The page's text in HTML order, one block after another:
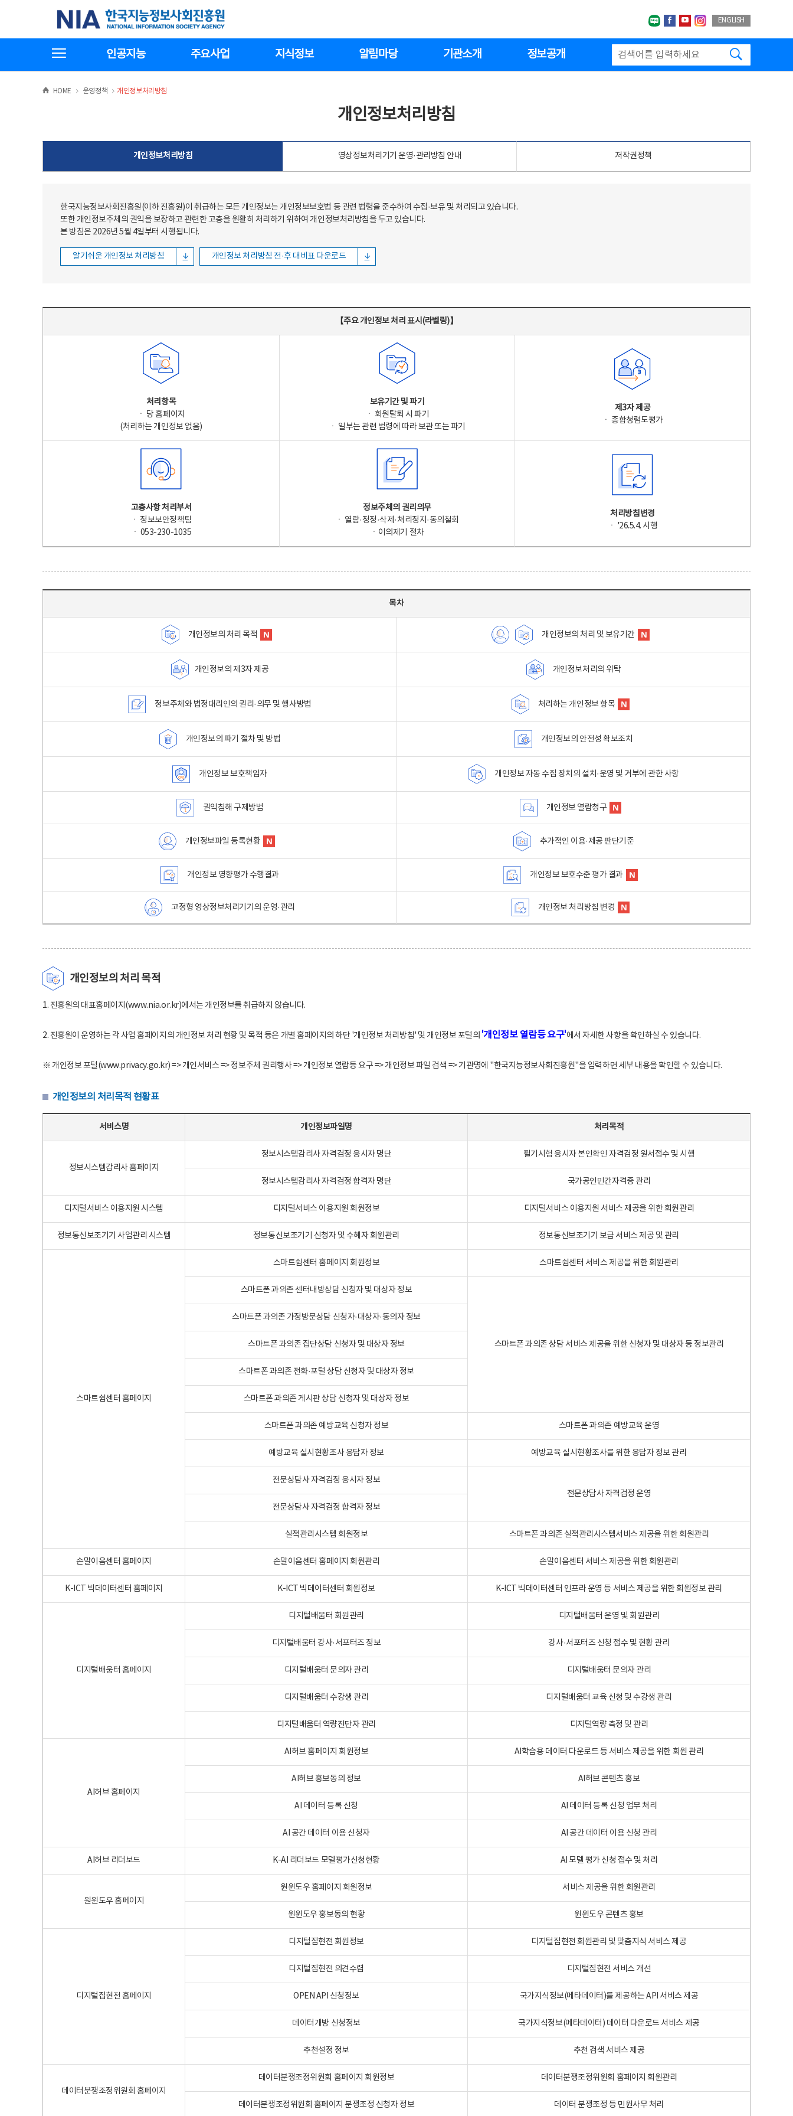
한국지능정보사회진흥원
네이버블로그
페이스북
유투브인스타그랩
ENGLISH
인공지능 주요사업 지식정보 알림마당 기관소개 정보공개
HOME >운영정책 >
개인정보처리방침
개인정보처리방침
개인정보처리방침 영상정보처리기기 운영·관리방침 안내 저작권정책
한국지능정보사회진흥원(이하 진흥원)이 취급하는 모든 개인정보는 개인정보보호법 등 관련 법령을 준수하여 수집·보유 및 처리되고 있습니다.
또한 개인정보주체의 권익을 보장하고 관련한 고충을 원활히 처리하기 위하여 개인정보처리방침을 두고 있습니다.
본 방침은 2026년 5월 4일부터 시행됩니다.
알기쉬운 개인정보 처리방침 개인정보 처리방침 전·후 대비표 다운로드
【주요 개인정보 처리 표시(라벨링)】
처리항목
ㆍ 당 홈페이지
(처리하는 개인정보 없음)
보유기간 및 파기
ㆍ 회원탈퇴 시 파기
ㆍ 일부는 관련 법령에 따라 보관 또는 파기
제3자 제공
ㆍ 종합청렴도평가
고충사항 처리부서
ㆍ 정보보안정책팀
ㆍ 053-230-1035
정보주체의 권리의무
ㆍ 열람·정정·삭제·처리정지·동의철회
ㆍ이의제기 절차
처리방침변경
ㆍ '26.5.4. 시행
목차
개인정보의 처리 목적 개인정보의 처리 및 보유기간
개인정보의 제3자 제공 개인정보처리의 위탁
정보주체와 법정대리인의 권리·의무 및 행사방법 처리하는 개인정보 항목
개인정보의 파기 절차 및 방법 개인정보의 안전성 확보조치
개인정보 보호책임자 개인정보 자동 수집 장치의 설치·운영 및 거부에 관한 사항
권익침해 구제방법 개인정보 열람청구
개인정보파일 등록현황 추가적인 이용·제공 판단기준
개인정보 영향평가 수행결과 개인정보 보호수준 평가 결과
고정형 영상정보처리기기의 운영·관리 개인정보 처리방침 변경
개인정보의 처리 목적
1. 진흥원의 대표홈페이지(www.nia.or.kr)에서는 개인정보를 취급하지 않습니다.
2. 진흥원이 운영하는 각 사업 홈페이지의 개인정보 처리 현황 및 목적 등은 개별 홈페이지의 하단 '개인정보 처리방침' 및 개인정보 포털의 '개인정보 열람등 요구'에서 자세한 사항을 확인하실 수 있습니다.
※ 개인정보 포털(www.privacy.go.kr) => 개인서비스 => 정보주체 권리행사 => 개인정보 열람등 요구 => 개인정보 파일 검색 => 기관명에 "한국지능정보사회진흥원"을 입력하면 세부 내용을 확인할 수 있습니다.
개인정보의 처리목적 현황표
서비스명 개인정보파일명 처리목적
정보시스템감리사 홈페이지
정보시스템감리사 자격검정 응시자 명단 필기시험 응시자 본인확인 자격검정 원서접수 및 시행
정보시스템감리사 자격검정 합격자 명단 국가공인민간자격증 관리
디지털서비스 이용지원 시스템 디지털서비스 이용지원 회원정보 디지털서비스 이용지원 서비스 제공을 위한 회원관리
정보통신보조기기 사업관리 시스템 정보통신보조기기 신청자 및 수혜자 회원관리 정보통신보조기기 보급 서비스 제공 및 관리
스마트쉼센터 홈페이지
스마트쉼센터 홈페이지 회원정보 스마트쉼센터 서비스 제공을 위한 회원관리
스마트폰 과의존 센터내방상담 신청자 및 대상자 정보
스마트폰 과의존 상담 서비스 제공을 위한 신청자 및 대상자 등 정보관리
스마트폰 과의존 가정방문상담 신청자·대상자·동의자 정보
스마트폰 과의존 집단상담 신청자 및 대상자 정보
스마트폰 과의존 전화·포털 상담 신청자 및 대상자 정보
스마트폰 과의존 게시판 상담 신청자 및 대상자 정보
스마트폰 과의존 예방교육 신청자 정보 스마트폰 과의존 예방교육 운영
예방교육 실시현황조사 응답자 정보 예방교육 실시현황조사를 위한 응답자 정보 관리
전문상담사 자격검정 응시자 정보
전문상담사 자격검정 운영
전문상담사 자격검정 합격자 정보
실적관리시스템 회원정보 스마트폰 과의존 실적관리시스템서비스 제공을 위한 회원관리
손말이음센터 홈페이지 손말이음센터 홈페이지 회원관리 손말이음센터 서비스 제공을 위한 회원관리
K-ICT 빅데이터센터 홈페이지 K-ICT 빅데이터센터 회원정보 K-ICT 빅데이터센터 인프라 운영 등 서비스 제공을 위한 회원정보 관리
디지털배움터 홈페이지
디지털배움터 회원관리 디지털배움터 운영 및 회원관리
디지털배움터 강사·서포터즈 정보 강사·서포터즈 신청 접수 및 현황 관리
디지털배움터 문의자 관리 디지털배움터 문의자 관리
디지털배움터 수강생 관리 디지털배움터 교육 신청 및 수강생 관리
디지털배움터 역량진단자 관리 디지털역량 측정 및 관리
AI허브 홈페이지
AI허브 홈페이지 회원정보 AI학습용 데이터 다운로드 등 서비스 제공을 위한 회원 관리
AI허브 홍보동의 정보 AI허브 콘텐츠 홍보
AI 데이터 등록 신청 AI 데이터 등록 신청 업무 처리
AI 공간 데이터 이용 신청자 AI 공간 데이터 이용 신청 관리
AI허브 리더보드 K-AI 리더보드 모델평가신청현황 AI 모델 평가 신청 접수 및 처리
원윈도우 홈페이지
원윈도우 홈페이지 회원정보 서비스 제공을 위한 회원관리
원윈도우 홍보동의 현황 원윈도우 콘텐츠 홍보
디지털집현전 홈페이지
디지털집현전 회원정보 디지털집현전 회원관리 및 맞춤지식 서비스 제공
디지털집현전 의견수렴 디지털집현전 서비스 개선
OPEN API 신청정보 국가지식정보(메타데이터)를 제공하는 API 서비스 제공
데이터개방 신청정보 국가지식정보(메타데이터) 데이터 다운로드 서비스 제공
추천설정 정보 추천 검색 서비스 제공
데이터분쟁조정위원회 홈페이지
데이터분쟁조정위원회 홈페이지 회원정보 데이터분쟁조정위원회 홈페이지 회원관리
데이터분쟁조정위원회 홈페이지 분쟁조정 신청자 정보 데이터 분쟁조정 등 민원사무 처리